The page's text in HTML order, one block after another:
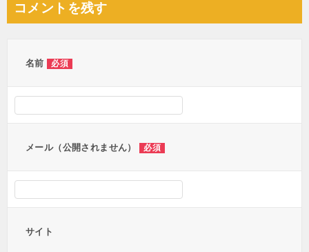
ビ
コメントを残す
名前 必須
メール（公開されません） 必須
サイト